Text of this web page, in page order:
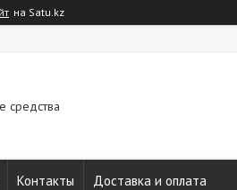
на Satu.kz
средства
Контакты Доставка и оплата